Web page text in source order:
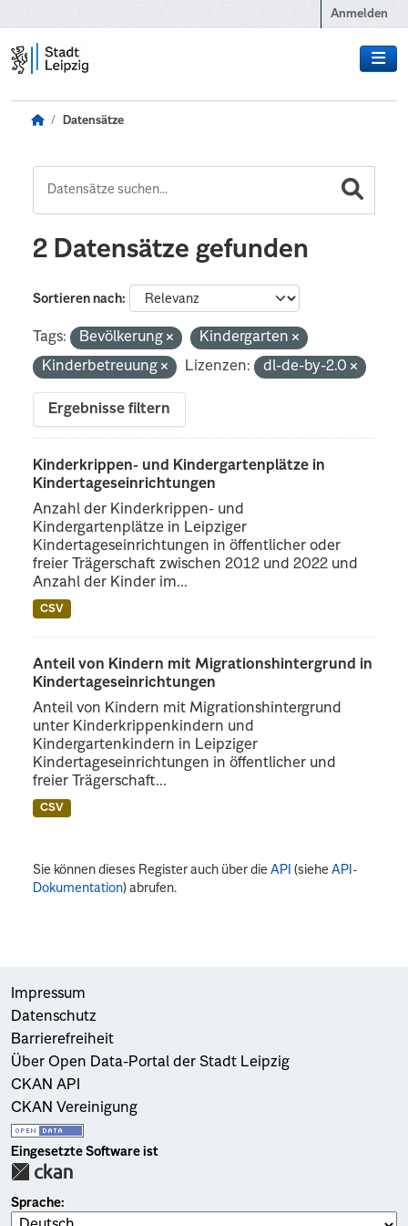
Anmelden
Datensätze
2 Datensätze gefunden
Sortieren nach
Tags: Bevölkerung
Kindergarten
Kinderbetreuung
Lizenzen: dl-de-by-2.0
Ergebnisse filtern
Kinderkrippen- und Kindergartenplätze in
Kindertageseinrichtungen
Anzahl der Kinderkrippen- und
Kindergartenplätze in Leipziger
Kindertageseinrichtungen in öffentlicher oder
freier Trägerschaft zwischen 2012 und 2022 und
Anzahl der Kinder im...
CSV
Anteil von Kindern mit Migrationshintergrund in
Kindertageseinrichtungen
Anteil von Kindern mit Migrationshintergrund
unter Kinderkrippenkindern und
Kindergartenkindern in Leipziger
Kindertageseinrichtungen in öffentlicher und
freier Trägerschaft...
CSV
Sie können dieses Register auch über dieAPI (sieheAPI-
Dokumentation) abrufen.
Impressum
Datenschutz
Barrierefreiheit
Über Open Data-Portal der Stadt Leipzig
CKAN API
CKAN Vereinigung
Eingesetzte Software ist
Sprache